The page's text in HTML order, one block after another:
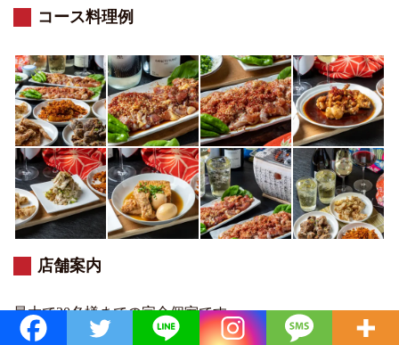
コース料理例
店舗案内
最大で30名様までの完全個室です。